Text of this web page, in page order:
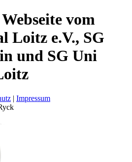
vom
Loitz e.V., SG
und SG Uni
| Impressum